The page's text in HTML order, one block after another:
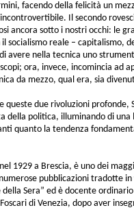
facendo della felicità un
Il secondo
ancora sotto i nostri occhi: le
socialismo reale – capitalismo,
avere nella tecnica uno
ora, invece, incomincia ad
da mezzo, qual era, sia
queste due rivoluzioni profonde,
della politica, illuminando di una
quanto la tendenza
1929 a Brescia, è uno dei
pubblicazioni tradotte in
Sera” ed è docente ordinario
di Venezia, dopo aver